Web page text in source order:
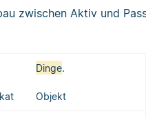
zwischen Aktiv und
Dinge.
Objekt